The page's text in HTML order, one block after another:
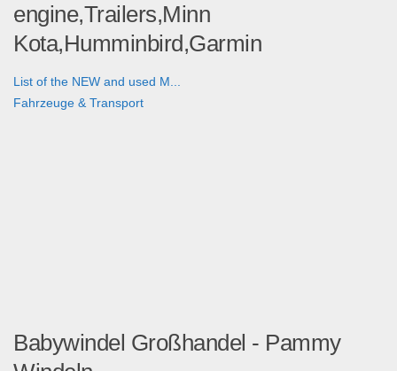
engine,Trailers,Minn
Kota,Humminbird,Garmin
List of the NEW and used M...
Fahrzeuge & Transport
Babywindel Großhandel - Pammy